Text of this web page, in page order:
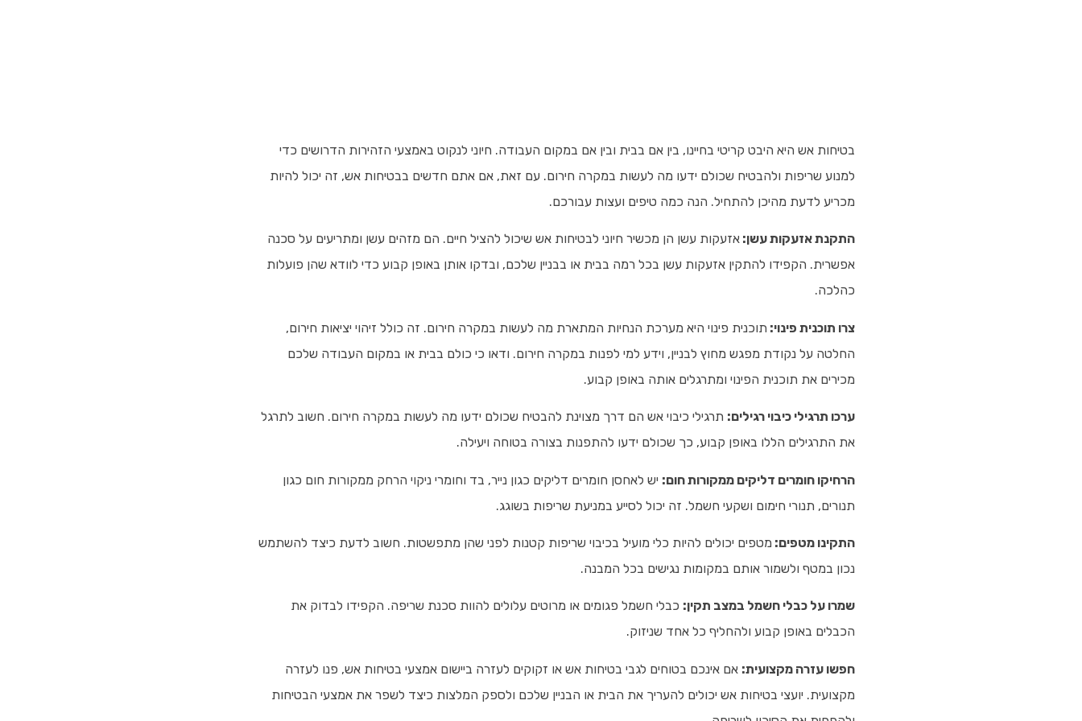
בטיחות אש היא היבט קריטי בחיינו, בין אם בבית ובין אם במקום העבודה. חיוני לנקוט באמצעי הזהירות הדרושים כדי
למנוע שריפות ולהבטיח שכולם ידעו מה לעשות במקרה חירום. עם זאת, אם אתם חדשים בבטיחות אש, זה יכול להיות
מכריע לדעת מהיכן להתחיל. הנה כמה טיפים ועצות עבורכם.
התקנת אזעקות עשן: אזעקות עשן הן מכשיר חיוני לבטיחות אש שיכול להציל חיים. הם מזהים עשן ומתריעים על סכנה
אפשרית. הקפידו להתקין אזעקות עשן בכל רמה בבית או בבניין שלכם, ובדקו אותן באופן קבוע כדי לוודא שהן פועלות
כהלכה.
צרו תוכנית פינוי: תוכנית פינוי היא מערכת הנחיות המתארת מה לעשות במקרה חירום. זה כולל זיהוי יציאות חירום,
החלטה על נקודת מפגש מחוץ לבניין, וידע למי לפנות במקרה חירום. ודאו כי כולם בבית או במקום העבודה שלכם
מכירים את תוכנית הפינוי ומתרגלים אותה באופן קבוע.
ערכו תרגילי כיבוי רגילים: תרגילי כיבוי אש הם דרך מצוינת להבטיח שכולם ידעו מה לעשות במקרה חירום. חשוב לתרגל
את התרגילים הללו באופן קבוע, כך שכולם ידעו להתפנות בצורה בטוחה ויעילה.
הרחיקו חומרים דליקים ממקורות חום: יש לאחסן חומרים דליקים כגון נייר, בד וחומרי ניקוי הרחק ממקורות חום כגון
תנורים, תנורי חימום ושקעי חשמל. זה יכול לסייע במניעת שריפות בשוגג.
התקינו מטפים: מטפים יכולים להיות כלי מועיל בכיבוי שריפות קטנות לפני שהן מתפשטות. חשוב לדעת כיצד להשתמש
נכון במטף ולשמור אותם במקומות נגישים בכל המבנה.
שמרו על כבלי חשמל במצב תקין: כבלי חשמל פגומים או מרוטים עלולים להוות סכנת שריפה. הקפידו לבדוק את
הכבלים באופן קבוע ולהחליף כל אחד שניזוק.
חפשו עזרה מקצועית: אם אינכם בטוחים לגבי בטיחות אש או זקוקים לעזרה ביישום אמצעי בטיחות אש, פנו לעזרה
מקצועית. יועצי בטיחות אש יכולים להעריך את הבית או הבניין שלכם ולספק המלצות כיצד לשפר את אמצעי הבטיחות